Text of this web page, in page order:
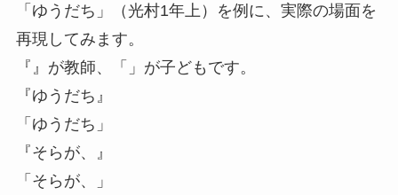
「ゆうだち」（光村1年上）を例に、実際の場面を
再現してみます。
『』が教師、「」が子どもです。
『ゆうだち』
「ゆうだち」
『そらが、』
「そらが、」